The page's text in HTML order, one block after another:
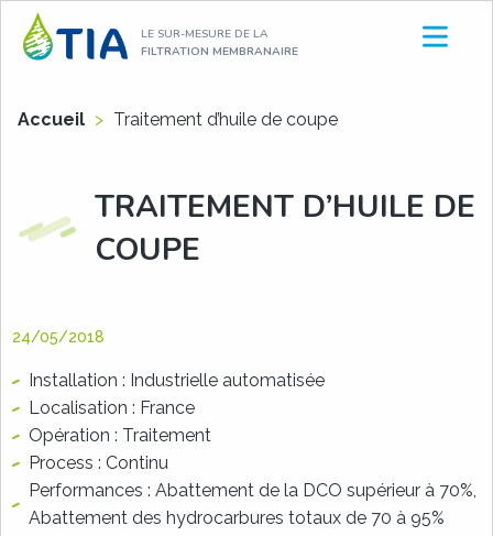
Aller
contenu
LE SUR-MESURE DE LA
FILTRATION MEMBRANAIRE
Accueil > Traitement d’huile de coupe
TRAITEMENT D’HUILE DE
COUPE
24/05/2018
Installation : Industrielle automatisée
Localisation : France
Opération : Traitement
Process : Continu
Performances : Abattement de la DCO supérieur à 70%,
Abattement des hydrocarbures totaux de 70 à 95%